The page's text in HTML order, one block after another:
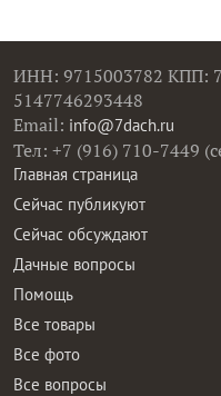
ИНН: 9715003782 КПП:
5147746293448
Email: info@7dach.ru
Тел: +7 (916) 710-7449
Главная страница
Сейчас публикуют
Сейчас обсуждают
Дачные вопросы
Помощь
Все товары
Все фото
Все вопросы